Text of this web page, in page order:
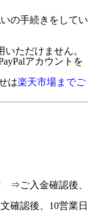
の手続きをしてい
ただけません。
アカウントを
は楽天市場までご
⇒ご入金確認後、
確認後、10営業日